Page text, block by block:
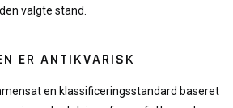
valgte stand.
ER ANTIKVARISK
en klassificeringsstandard baseret